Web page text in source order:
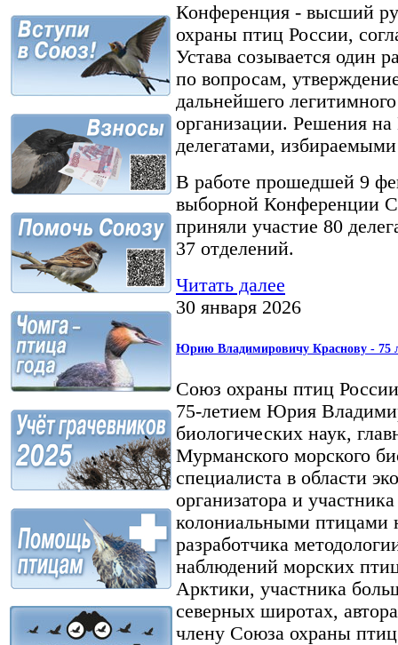
Конференция - высший
охраны птиц России,
Устава созывается один
по вопросам,
дальнейшего
организации. Решения
делегатами,
В работе прошедшей 9
выборной Конференции
приняли участие 80
37 отделений.
Читать далее
30 января 2026
Юрию Владимировичу Краснову - 75
Союз охраны птиц
75-летием Юрия
биологических наук,
Мурманского морского
специалиста в области
организатора и
колониальными птицами
разработчика
наблюдений морских
Арктики, участника
северных широтах,
члену Союза охраны